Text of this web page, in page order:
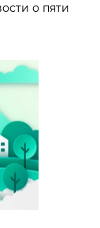
о пяти